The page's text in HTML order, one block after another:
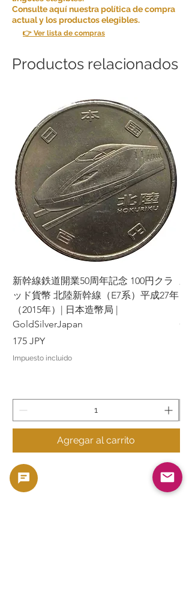
Consulte aquí nuestra política de compra
actual y los productos elegibles.
👉 Ver lista de compras
Productos relacionados
新幹線鉄道開業50周年記念 100円クラ
ッド貨幣 北陸新幹線（E7系）平成27年
（2015年）| 日本造幣局 |
GoldSilverJapan
Precio
175 JPY
Impuesto incluido
Agregar al carrito